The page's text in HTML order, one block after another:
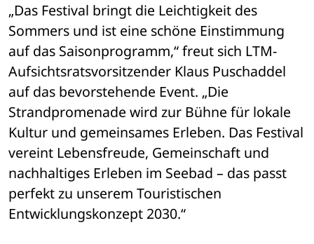
„Das Festival bringt die Leichtigkeit des
Sommers und ist eine schöne Einstimmung
auf das Saisonprogramm,“ freut sich LTM-
Aufsichtsratsvorsitzender Klaus Puschaddel
auf das bevorstehende Event. „Die
Strandpromenade wird zur Bühne für lokale
Kultur und gemeinsames Erleben. Das Festival
vereint Lebensfreude, Gemeinschaft und
nachhaltiges Erleben im Seebad – das passt
perfekt zu unserem Touristischen
Entwicklungskonzept 2030.“